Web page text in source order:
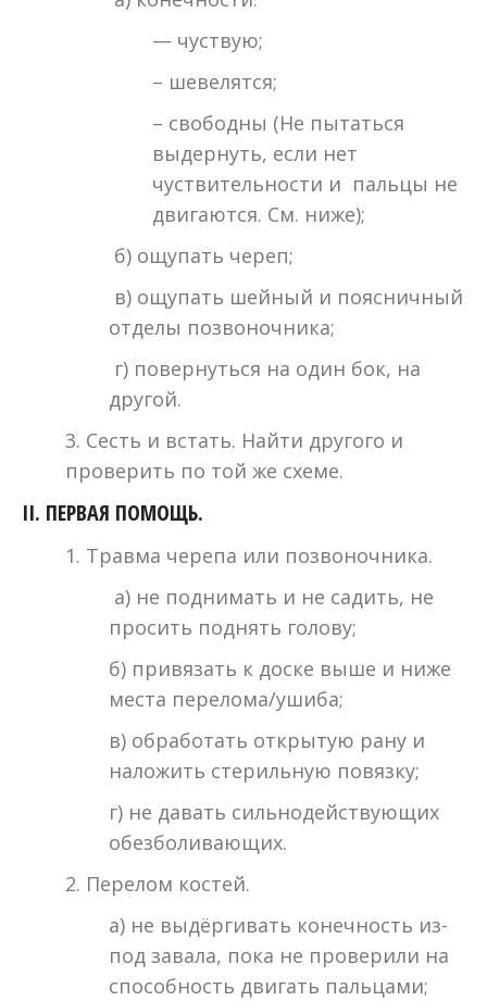
— чуствую;
– шевелятся;
– свободны (Не пытаться
выдернуть, если нет
чуствительности и пальцы не
двигаются. См. ниже);
б) ощупать череп;
в) ощупать шейный и поясничный
отделы позвоночника;
г) повернуться на один бок, на
другой.
3. Сесть и встать. Найти другого и
проверить по той же схеме.
II. ПЕРВАЯ ПОМОЩЬ.
1. Травма черепа или позвоночника.
а) не поднимать и не садить, не
просить поднять голову;
б) привязать к доске выше и ниже
места перелома/ушиба;
в) обработать открытую рану и
наложить стерильную повязку;
г) не давать сильнодействующих
обезболивающих.
2. Перелом костей.
а) не выдёргивать конечность из-
под завала, пока не проверили на
способность двигать пальцами;